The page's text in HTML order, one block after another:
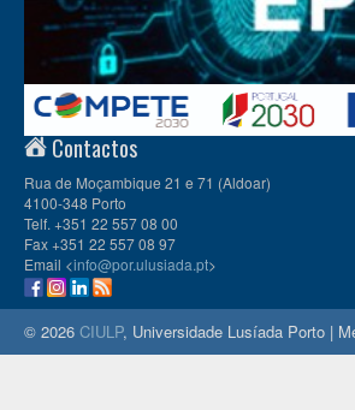
Contactos
Rua de Moçambique 21 e 71 (Aldoar)
4100-348 Porto
Telf. +351 22 557 08 00
Fax +351 22 557 08 97
Email <info@por.ulusiada.pt>
© 2026 CIULP, Universidade Lusíada Porto |